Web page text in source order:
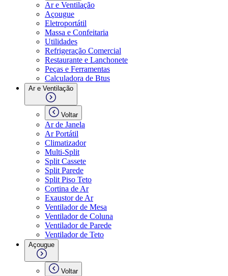
Ar e Ventilação
Açougue
Eletroportátil
Massa e Confeitaria
Utilidades
Refrigeração Comercial
Restaurante e Lanchonete
Peças e Ferramentas
Calculadora de Btus
Ar e Ventilação
Voltar
Ar de Janela
Ar Portátil
Climatizador
Multi-Split
Split Cassete
Split Parede
Split Piso Teto
Cortina de Ar
Exaustor de Ar
Ventilador de Mesa
Ventilador de Coluna
Ventilador de Parede
Ventilador de Teto
Açougue
Voltar